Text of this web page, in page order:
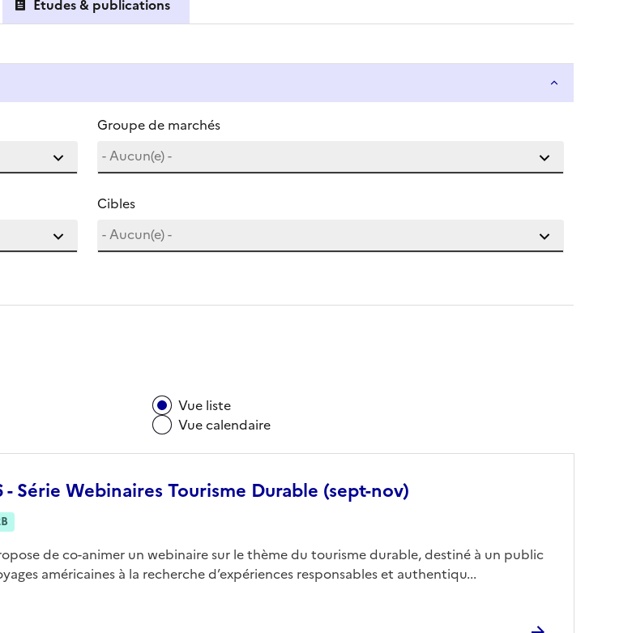
Études & publications
Groupe de marchés
Cibles
Vue liste
Vue calendaire
- Série Webinaires Tourisme Durable (sept-nov)
de co-animer un webinaire sur le thème du tourisme durable, destiné à un public
américaines à la recherche d’expériences responsables et authentiqu...